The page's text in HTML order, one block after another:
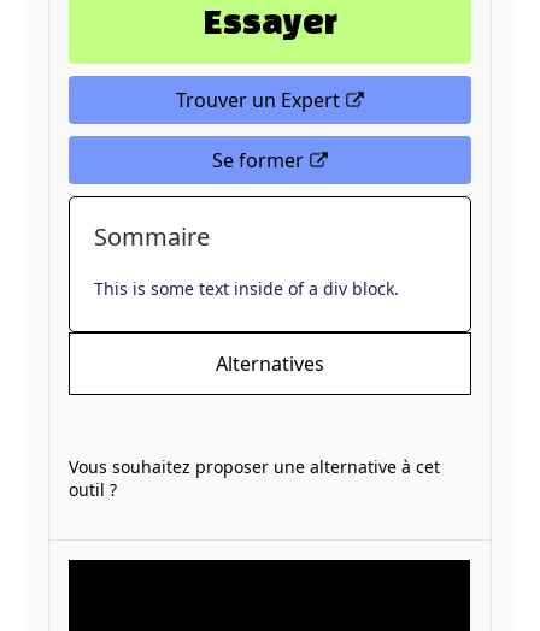
Essayer
Trouver un Expert
Se former
Sommaire
This is some text inside of a div block.
Alternatives
Vous souhaitez proposer une alternative à cet
outil ?